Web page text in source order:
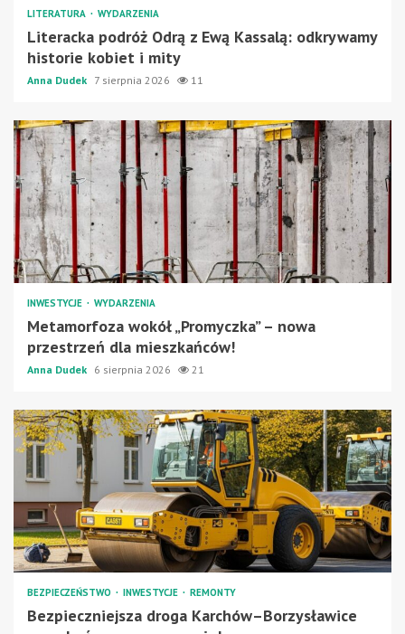
LITERATURA WYDARZENIA
Literacka podróż Odrą z Ewą Kassalą: odkrywamy
historie kobiet i mity
Anna Dudek 7 sierpnia 2026 11
INWESTYCJE WYDARZENIA
Metamorfoza wokół „Promyczka” – nowa
przestrzeń dla mieszkańców!
Anna Dudek 6 sierpnia 2026 21
BEZPIECZEŃSTWO INWESTYCJE REMONTY
Bezpieczniejsza droga Karchów–Borzysławice